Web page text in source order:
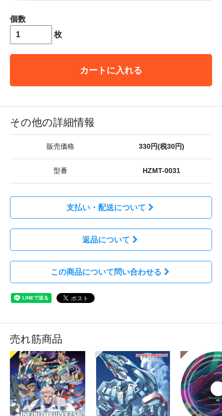
個数
枚
カートに入れる
その他の詳細情報
販売価格 330円(税30円)
型番 HZMT-0031
支払い・配送について
返品について
この商品について問い合わせる
売れ筋商品